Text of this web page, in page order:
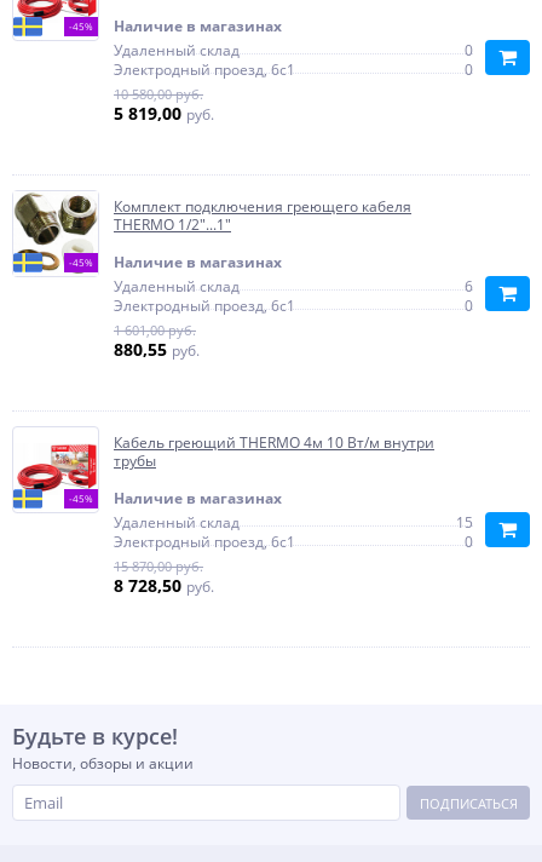
-45%
Наличие в магазинах
Удаленный склад
0
Электродный проезд, 6с1
0
10 580,00 руб.
5 819,00 руб.
-45%
Комплект подключения греющего кабеля
THERMO 1/2"...1"
Наличие в магазинах
Удаленный склад
6
Электродный проезд, 6с1
0
1 601,00 руб.
880,55 руб.
-45%
Кабель греющий THERMO 4м 10 Вт/м внутри
трубы
Наличие в магазинах
Удаленный склад
15
Электродный проезд, 6с1
0
15 870,00 руб.
8 728,50 руб.
Будьте в курсе!
Новости, обзоры и акции
ПОДПИСАТЬСЯ